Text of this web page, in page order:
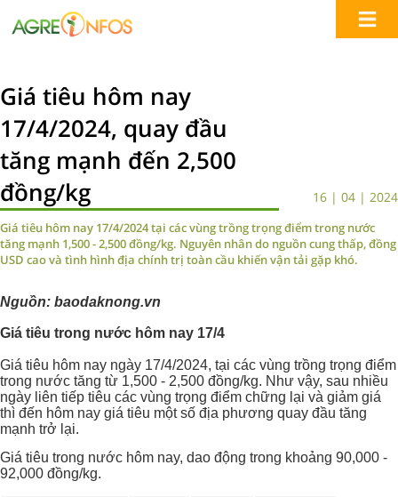
Giá tiêu hôm nay
17/4/2024, quay đầu
tăng mạnh đến 2,500
đồng/kg
16 | 04 | 2024
Giá tiêu hôm nay 17/4/2024 tại các vùng trồng trọng điểm trong nước
tăng mạnh 1,500 - 2,500 đồng/kg. Nguyên nhân do nguồn cung thấp, đồng
USD cao và tình hình địa chính trị toàn cầu khiến vận tải gặp khó.
Nguồn: baodaknong.vn
Giá tiêu trong nước hôm nay 17/4
Giá tiêu hôm nay ngày 17/4/2024, tại các vùng trồng trọng điểm
trong nước tăng từ 1,500 - 2,500 đồng/kg. Như vậy, sau nhiều
ngày liên tiếp tiêu các vùng trọng điểm chững lại và giảm giá
thì đến hôm nay giá tiêu một số địa phương quay đầu tăng
mạnh trở lại.
Giá tiêu trong nước hôm nay, dao động trong khoảng 90,000 -
92,000 đồng/kg.